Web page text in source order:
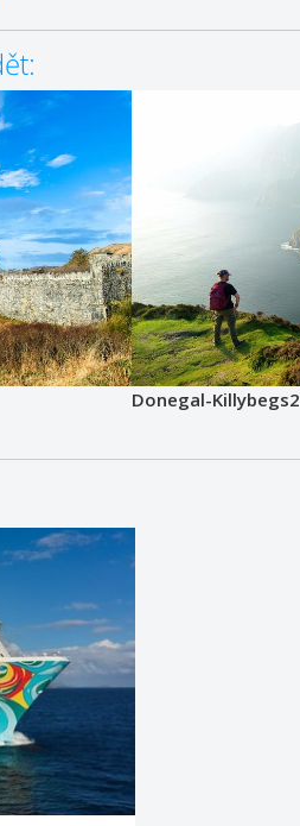
Donegal-Killybegs2
DETAIL
€/OS.